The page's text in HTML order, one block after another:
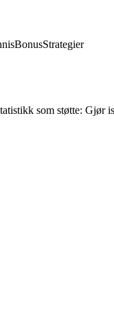
BonusStrategier
som støtte: Gjør